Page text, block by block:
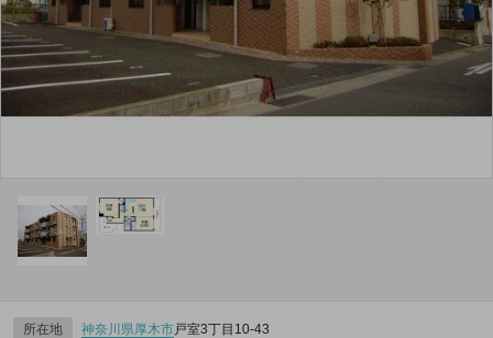
所在地 神奈川県厚木市戸室3丁目10-43